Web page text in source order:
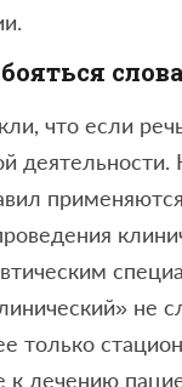
что если
не
только
к лечению